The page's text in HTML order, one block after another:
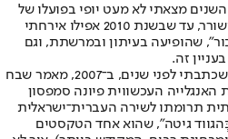
מצאתי לא מעט יופי בפועלו של
אור הן כמתרגם, הן כעורך והן כמשורר, עד שבשנת 2010 אפילו אירחתי
שהופיעה בעיתון ובמרשתת, וגם
זה.
רק לאחרונה נוכחתי שוב - אחרי שכתבתי לפני שנים, ב־2007, מאמר שבח
העכשווית פיונה סמפסון
תרומתו לשירה העברית־ישראלית
גיטה", שהוא אחד הטקסטים